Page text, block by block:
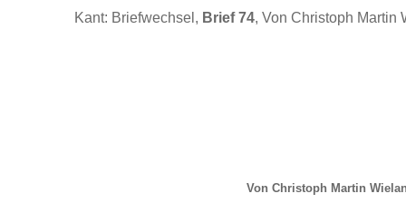
Kant: Briefwechsel, Brief 74, Von Christoph Martin
Von Christoph Martin